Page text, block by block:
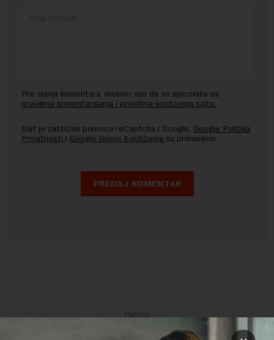
Pre slanja komentara, molimo vas da se upoznate sa
pravilima komentarisanja i pravilima korišćenja sajta.
Sajt je zaštićen pomocu reCaptcha i Google. Google Politika
Privatnosti i Google Uslovi Korišćenja su primenjeni.